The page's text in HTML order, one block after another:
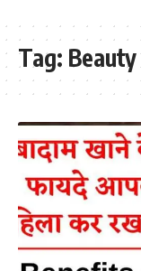
Tag: